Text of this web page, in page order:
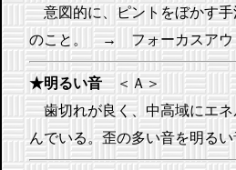
意図的に、ピントをぼかす手
のこと。 → フォーカスアウ
★明るい音＜Ａ＞
歯切れが良く、中高域にエネ
んでいる。歪の多い音を明る